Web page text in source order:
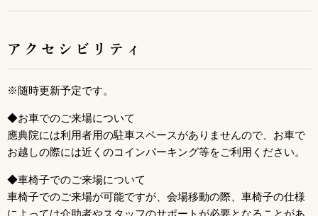
アクセシビリティ
※随時更新予定です。
◆お車でのご来場について
應典院には利用者用の駐車スペースがありませんので、お車で
お越しの際には近くのコインパーキング等をご利用ください。
◆車椅子でのご来場について
車椅子でのご来場が可能ですが、会場移動の際、車椅子の仕様